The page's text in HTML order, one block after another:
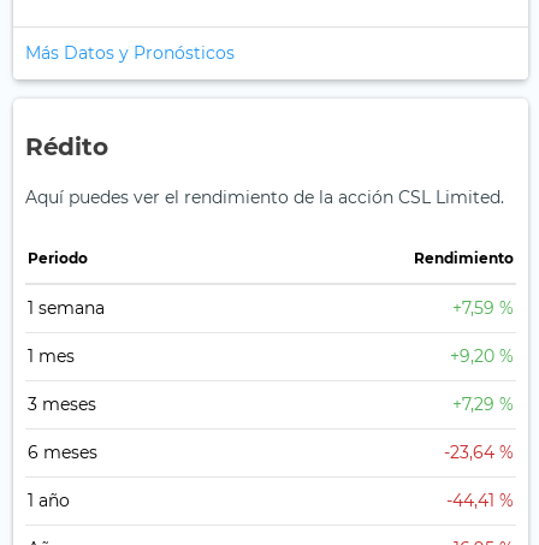
Más Datos y Pronósticos
Rédito
Aquí puedes ver el rendimiento de la acción CSL Limited.
Periodo Rendimiento
1 semana +7,59 %
1 mes +9,20 %
3 meses +7,29 %
6 meses -23,64 %
1 año -44,41 %